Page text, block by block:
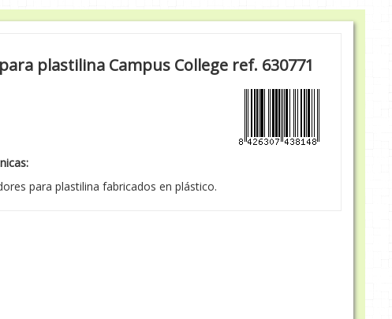
plastilina Campus College ref. 630771
para plastilina fabricados en plástico.